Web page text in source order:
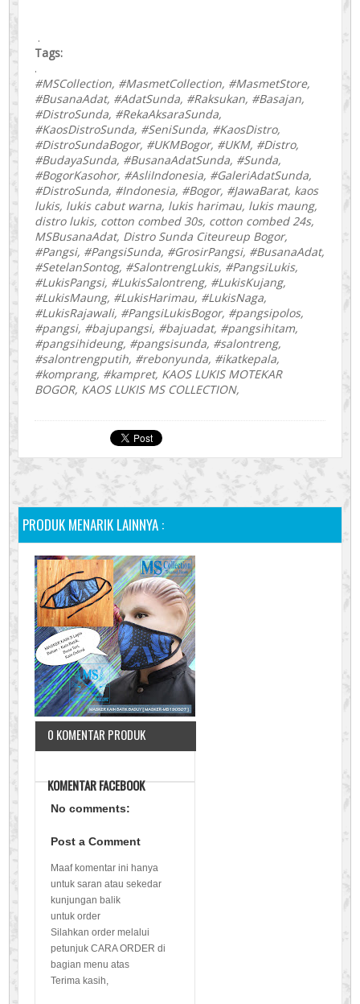
.
Tags:
.
#MSCollection, #MasmetCollection, #MasmetStore,
#BusanaAdat, #AdatSunda, #Raksukan, #Basajan,
#DistroSunda, #RekaAksaraSunda,
#KaosDistroSunda, #SeniSunda, #KaosDistro,
#DistroSundaBogor, #UKMBogor, #UKM, #Distro,
#BudayaSunda, #BusanaAdatSunda, #Sunda,
#BogorKasohor, #AsliIndonesia, #GaleriAdatSunda,
#DistroSunda, #Indonesia, #Bogor, #JawaBarat, kaos
lukis, lukis cabut warna, lukis harimau, lukis maung,
distro lukis, cotton combed 30s, cotton combed 24s,
MSBusanaAdat, Distro Sunda Citeureup Bogor,
#Pangsi, #PangsiSunda, #GrosirPangsi, #BusanaAdat,
#SetelanSontog, #SalontrengLukis, #PangsiLukis,
#LukisPangsi, #LukisSalontreng, #LukisKujang,
#LukisMaung, #LukisHarimau, #LukisNaga,
#LukisRajawali, #PangsiLukisBogor, #pangsipolos,
#pangsi, #bajupangsi, #bajuadat, #pangsihitam,
#pangsihideung, #pangsisunda, #salontreng,
#salontrengputih, #rebonyunda, #ikatkepala,
#komprang, #kampret, KAOS LUKIS MOTEKAR
BOGOR, KAOS LUKIS MS COLLECTION,
PRODUK MENARIK LAINNYA :
0 KOMENTAR PRODUK
KOMENTAR FACEBOOK
No comments:
Post a Comment
Maaf komentar ini hanya
untuk saran atau sekedar
kunjungan balik
untuk order
Silahkan order melalui
petunjuk CARA ORDER di
bagian menu atas
Terima kasih,